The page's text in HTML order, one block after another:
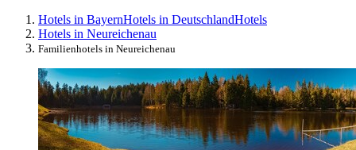
Hotels in BayernHotels in DeutschlandHotels
Hotels in Neureichenau
Familienhotels in Neureichenau